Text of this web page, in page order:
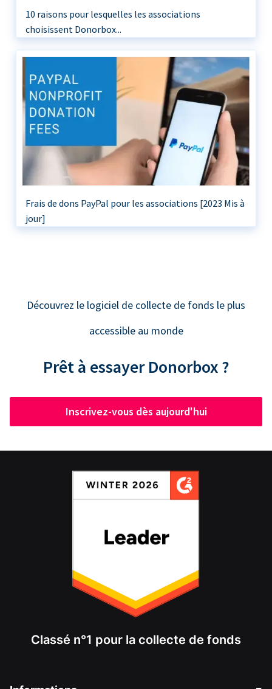
10 raisons pour lesquelles les associations
choisissent Donorbox...
Frais de dons PayPal pour les associations [2023 Mis à
jour]
Découvrez le logiciel de collecte de fonds le plus
accessible au monde
Prêt à essayer Donorbox ?
Inscrivez-vous dès aujourd'hui
Classé n°1 pour la collecte de fonds